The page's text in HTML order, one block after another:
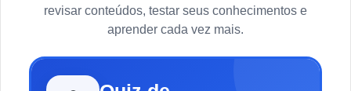
revisar conteúdos, testar seus conhecimentos e
aprender cada vez mais.